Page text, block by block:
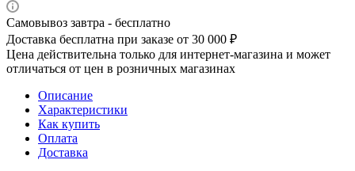
Самовывоз завтра - бесплатно
Доставка бесплатна при заказе от 30 000 ₽
Цена действительна только для интернет-магазина и может
отличаться от цен в розничных магазинах
Описание
Характеристики
Как купить
Оплата
Доставка